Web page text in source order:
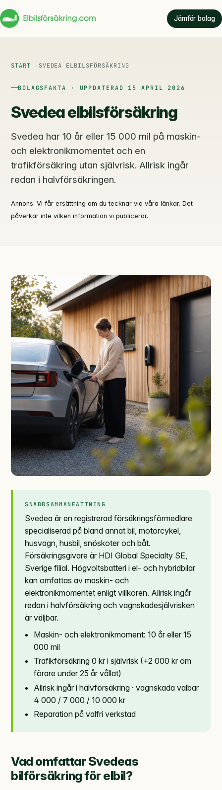
Jämför bolag
START SVEDEA ELBILSFÖRSÄKRING
BOLAGSFAKTA · UPPDATERAD 15 APRIL 2026
Svedea elbilsförsäkring
Svedea har 10 år eller 15 000 mil på maskin-
och elektronikmomentet och en
trafikförsäkring utan självrisk. Allrisk ingår
redan i halvförsäkringen.
Annons. Vi får ersättning om du tecknar via våra länkar. Det
påverkar inte vilken information vi publicerar.
SNABBSAMMANFATTNING
Svedea är en registrerad försäkringsförmedlare
specialiserad på bland annat bil, motorcykel,
husvagn, husbil, snöskoter och båt.
Försäkringsgivare är HDI Global Specialty SE,
Sverige filial. Högvoltsbatteri i el- och hybridbilar
kan omfattas av maskin- och
elektronikmomentet enligt villkoren. Allrisk ingår
redan i halvförsäkring och vagnskadesjälvrisken
är väljbar.
Maskin- och elektronikmoment: 10 år eller 15
000 mil
Trafikförsäkring 0 kr i självrisk (+2 000 kr om
förare under 25 år vållat)
Allrisk ingår i halvförsäkring · vagnskada valbar
4 000 / 7 000 / 10 000 kr
Reparation på valfri verkstad
Vad omfattar Svedeas
bilförsäkring för elbil?